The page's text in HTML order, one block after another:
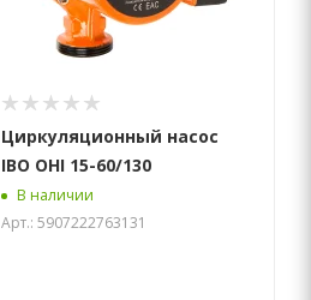
Циркуляционный насос
IBO OHI 15-60/130
В наличии
Арт.: 5907222763131